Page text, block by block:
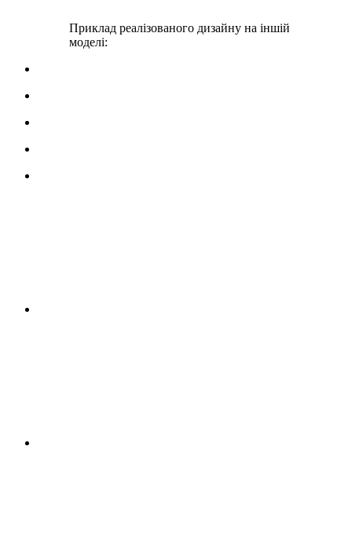
Приклад реалізованого дизайну на іншій
моделі: